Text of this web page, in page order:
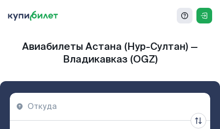
Авиабилеты Астана (Нур-Султан) —
Владикавказ (OGZ)